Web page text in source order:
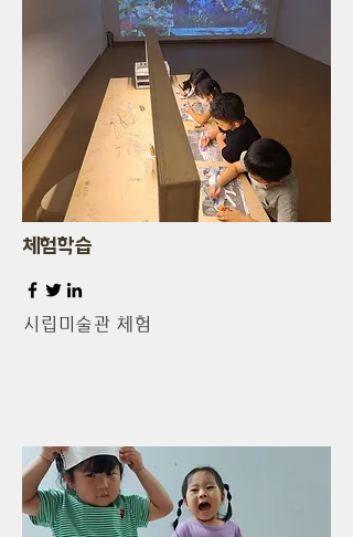
​체험학습
​시립미술관 체험